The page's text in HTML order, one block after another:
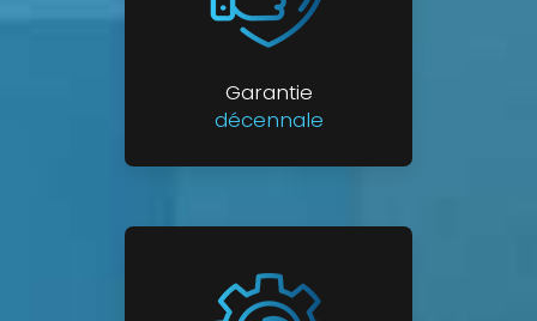
Garantie
décennale